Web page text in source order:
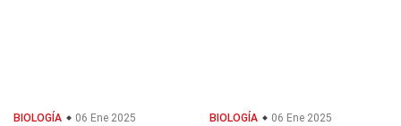
BIOLOGÍA 06 Ene 2025 BIOLOGÍA 06 Ene 2025